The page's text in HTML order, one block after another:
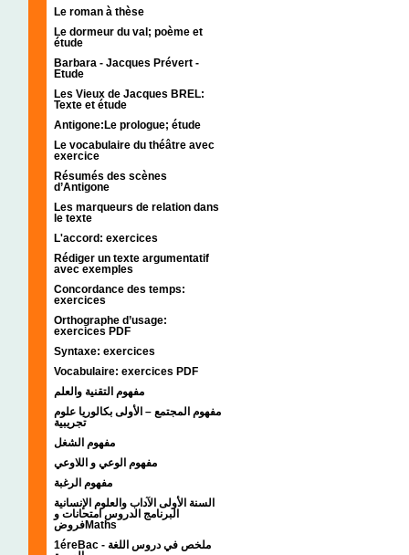
Le roman à thèse
Le dormeur du val; poème et
étude
Barbara - Jacques Prévert -
Etude
Les Vieux de Jacques BREL:
Texte et étude
Antigone:Le prologue; étude
Le vocabulaire du théâtre avec
exercice
Résumés des scènes
d’Antigone
Les marqueurs de relation dans
le texte
L'accord: exercices
Rédiger un texte argumentatif
avec exemples
Concordance des temps:
exercices
Orthographe d’usage:
exercices PDF
Syntaxe: exercices
Vocabulaire: exercices PDF
مفهوم التقنية والعلم
مفهوم المجتمع – الأولى بكالوريا علوم
تجريبية
مفهوم الشغل
مفهوم الوعي و اللاوعي
مفهوم الرغبة
السنة الأولى الآداب والعلوم الإنسانية
البرنامج الدروس امتحانات و
فروضMaths
1éreBac - ملخص في دروس اللغة